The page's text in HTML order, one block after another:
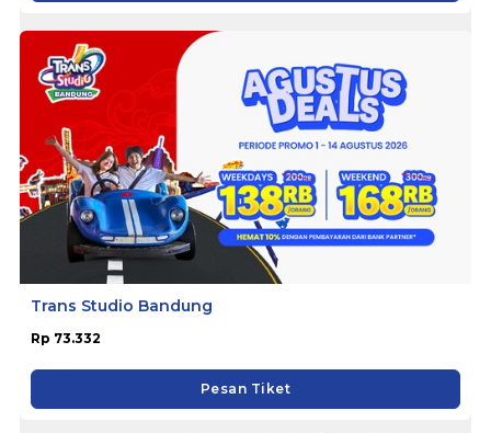
Trans Studio Bandung
Rp 73.332
Pesan Tiket